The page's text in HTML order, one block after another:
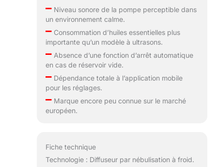
–Niveau sonore de la pompe perceptible dans
un environnement calme.
–Consommation d’huiles essentielles plus
importante qu’un modèle à ultrasons.
–Absence d’une fonction d’arrêt automatique
en cas de réservoir vide.
–Dépendance totale à l’application mobile
pour les réglages.
–Marque encore peu connue sur le marché
européen.
Fiche technique
Technologie : Diffuseur par nébulisation à froid.